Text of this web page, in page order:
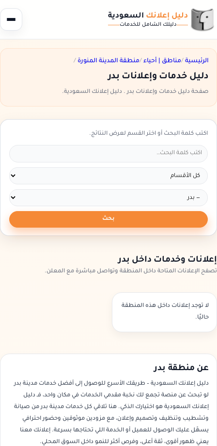
دليل إعلانك السعودية
دليلك الشامل للخدمات
الرئيسية /مناطق | أحياء /منطقة المدينة المنورة /
دليل خدمات وإعلانات بدر
صفحة دليل خدمات وإعلانات بدر . دليل إعلانك السعودية.
اكتب كلمة البحث أو اختر القسم لعرض النتائج.
بحث
إعلانات وخدمات داخل بدر
تصفح الإعلانات المتاحة داخل المنطقة وتواصل مباشرة مع المعلن.
لا توجد إعلانات داخل هذه المنطقة
حاليًا.
عن منطقة بدر
دليل إعلانك السعودية – طريقك الأسرع للوصول إلى أفضل خدمات مدينة بدر
لو تبحث عن منصة تجمع لك نخبة مقدمي الخدمات في مكان واحد، فـ دليل
إعلانك السعودية هو اختيارك الذكي. هنا تلاقي كل خدمات مدينة بدر من صيانة
وتشطيب وتنظيف وتصميم وإعلان، مع مزودين موثوقين وحضور احترافي
يسهّل عليك الوصول للعميل أو الخدمة اللي تحتاجها بسرعة. إعلانك معنا
يعني ظهور أقوى، ثقة أعلى، وفرص أكثر للنمو داخل السوق المحلي.